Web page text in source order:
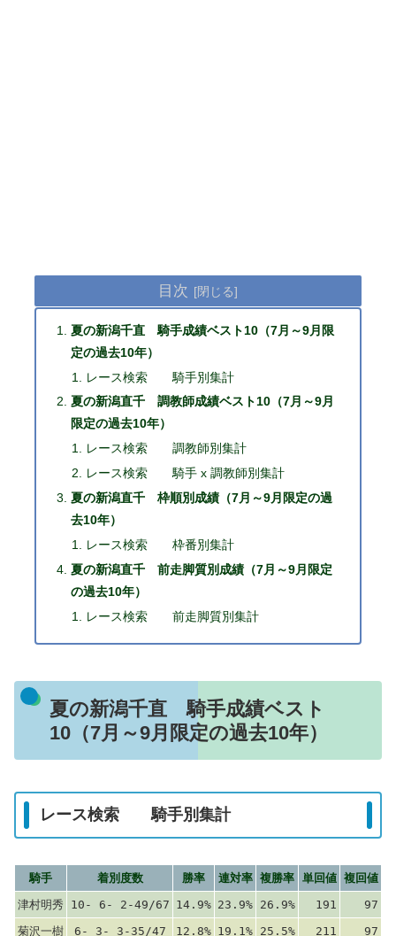
目次
夏の新潟千直 騎手成績ベスト10（7月～9月限
定の過去10年）
レース検索 騎手別集計
夏の新潟直千 調教師成績ベスト10（7月～9月
限定の過去10年）
レース検索 調教師別集計
レース検索 騎手 x 調教師別集計
夏の新潟直千 枠順別成績（7月～9月限定の過
去10年）
レース検索 枠番別集計
夏の新潟直千 前走脚質別成績（7月～9月限定
の過去10年）
レース検索 前走脚質別集計
夏の新潟千直 騎手成績ベスト
10（7月～9月限定の過去10年）
レース検索 騎手別集計
騎手 着別度数 勝率 連対率 複勝率 単回値 複回値
津村明秀
10- 6- 2-49/67 14.9% 23.9% 26.9% 191
97
菊沢一樹
6- 3- 3-35/47 12.8% 19.1% 25.5% 211
97